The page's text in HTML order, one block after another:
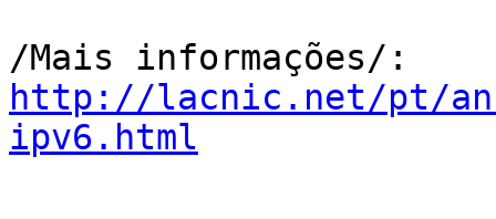
http://lacnic.net/pt/
ipv6.html